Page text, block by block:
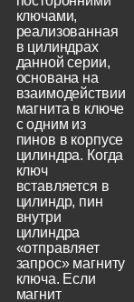
ключами,
реализованная
в цилиндрах
данной серии,
основана на
взаимодействии
магнита в ключе
с одним из
пинов в корпусе
цилиндра. Когда
ключ
вставляется в
цилиндр, пин
внутри
цилиндра
«отправляет
запрос» магниту
ключа. Если
магнит